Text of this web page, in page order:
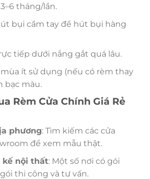
tháng/lần.
bụi cầm tay để hút bụi hàng
tiếp dưới nắng gắt quá lâu.
mùa ít sử dụng (nếu có rèm thay
bạc màu.
Rèm Cửa Chính Giá Rẻ
phương: Tìm kiếm các cửa
để xem mẫu thật.
nội thất: Một số nơi có gói
thi công và tư vấn.